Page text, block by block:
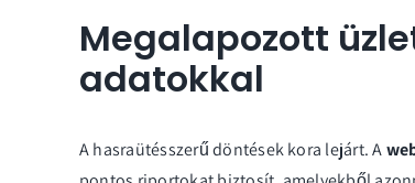
Megalapozott
adatokkal
A hasraütésszerű döntések kora lejárt. A